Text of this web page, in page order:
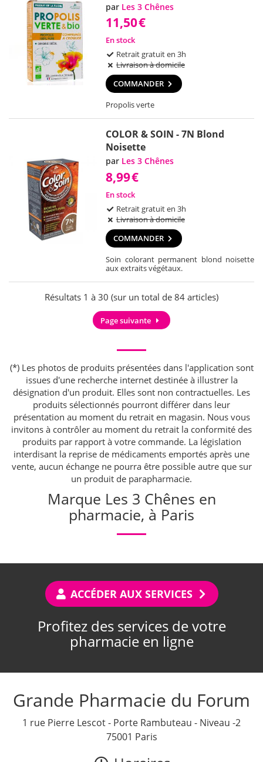
par Les 3 Chênes
11,50€
En stock
Retrait gratuit en 3h
Livraison à domicile
COMMANDER
Propolis verte
COLOR & SOIN - 7N Blond
Noisette
par Les 3 Chênes
8,99€
En stock
Retrait gratuit en 3h
Livraison à domicile
COMMANDER
Soin colorant permanent blond noisette
aux extraits végétaux.
Résultats 1 à 30 (sur un total de 84 articles)
Page suivante
(*) Les photos de produits présentées dans l'application sont
issues d'une recherche internet destinée à illustrer la
désignation d'un produit. Elles sont non contractuelles. Les
produits sélectionnés pourront différer dans leur
présentation au moment du retrait en magasin. Nous vous
invitons à contrôler au moment du retrait la conformité des
produits par rapport à votre commande. La législation
interdisant la reprise de médicaments emportés après une
vente, aucun échange ne pourra être possible autre que sur
un produit de parapharmacie.
Marque Les 3 Chênes en
pharmacie, à Paris
ACCÉDER AUX SERVICES
Profitez des services de votre
pharmacie en ligne
Grande Pharmacie du Forum
1 rue Pierre Lescot - Porte Rambuteau - Niveau -2
75001 Paris